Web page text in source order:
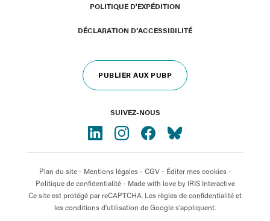
POLITIQUE D'EXPÉDITION
DÉCLARATION D’ACCESSIBILITÉ
PUBLIER AUX PUBP
SUIVEZ-NOUS
Plan du site- Mentions légales- CGV- Éditer mes cookies-
Politique de confidentialité- Made with love by IRIS Interactive
Ce site est protégé par reCAPTCHA. Les règles de confidentialité et
les conditions d'utilisation de Google s'appliquent.